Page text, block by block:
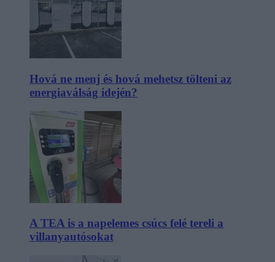
Hová ne menj és hová mehetsz tölteni az
energiaválság idején?
A TEA is a napelemes csúcs felé tereli a
villanyautósokat